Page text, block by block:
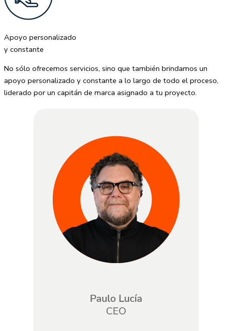
Apoyo personalizado
y constante
No sólo ofrecemos servicios, sino que también brindamos un
apoyo personalizado y constante a lo largo de todo el proceso,
liderado por un capitán de marca asignado a tu proyecto.